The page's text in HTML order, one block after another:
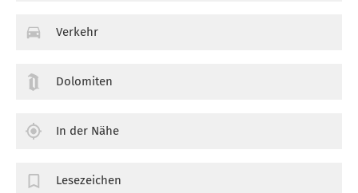
Verkehr
Dolomiten
In der Nähe
Lesezeichen